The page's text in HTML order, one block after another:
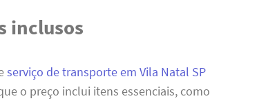
inclusos
serviço de transporte em Vila Natal SP
o preço inclui itens essenciais, como